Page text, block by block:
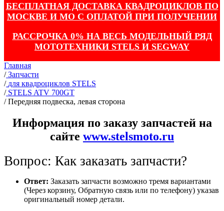
БЕСПЛАТНАЯ ДОСТАВКА КВАДРОЦИКЛОВ ПО
МОСКВЕ И МО С ОПЛАТОЙ ПРИ ПОЛУЧЕНИИ
РАССРОЧКА 0% НА ВЕСЬ МОДЕЛЬНЫЙ РЯД
МОТОТЕХНИКИ STELS И SEGWAY
Главная
/ Запчасти
/ для квадроциклов STELS
/ STELS ATV 700GT
/Передняя подвеска, левая сторона
Информация по заказу запчастей на
сайте www.stelsmoto.ru
Вопрос: Как заказать запчасти?
Ответ: Заказать запчасти возможно тремя вариантами
(Через корзину, Обратную связь или по телефону) указав
оригинальный номер детали.